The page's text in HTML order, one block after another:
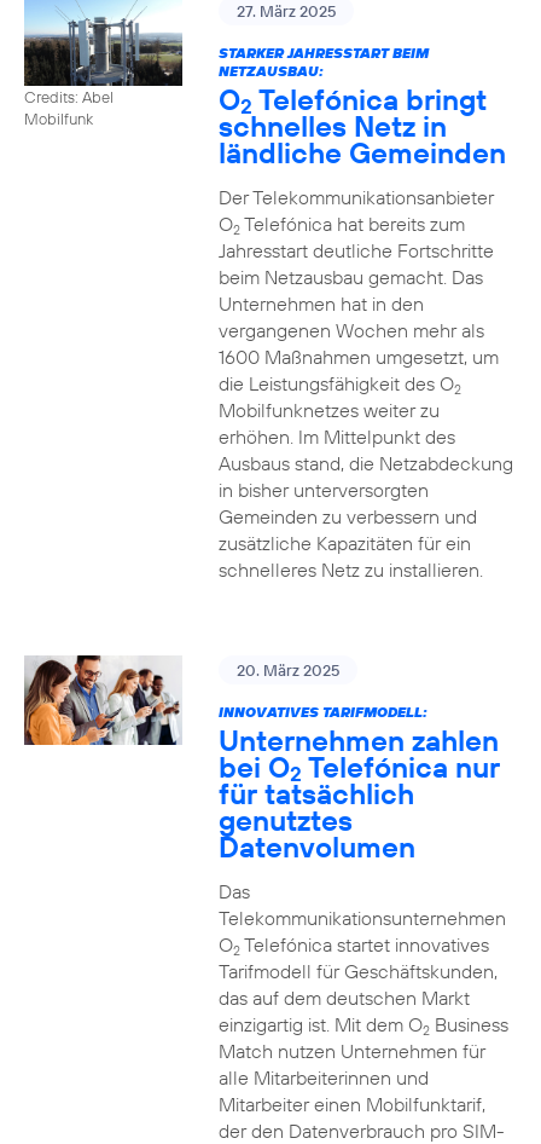
Credits: Abel
Mobilfunk
27. März 2025
STARKER JAHRESSTART BEIM
NETZAUSBAU:
O2 Telefónica bringt
schnelles Netz in
ländliche Gemeinden
Der Telekommunikationsanbieter
O2Telefónica hat bereits zum
Jahresstart deutliche Fortschritte
beim Netzausbau gemacht. Das
Unternehmen hat in den
vergangenen Wochen mehr als
1600 Maßnahmen umgesetzt, um
die Leistungsfähigkeit des O2
Mobilfunknetzes weiter zu
erhöhen. Im Mittelpunkt des
Ausbaus stand, die Netzabdeckung
in bisher unterversorgten
Gemeinden zu verbessern und
zusätzliche Kapazitäten für ein
schnelleres Netz zu installieren.
20. März 2025
INNOVATIVES TARIFMODELL:
Unternehmen zahlen
bei O2 Telefónica nur
für tatsächlich
genutztes
Datenvolumen
Das
Telekommunikationsunternehmen
O2Telefónica startet innovatives
Tarifmodell für Geschäftskunden,
das auf dem deutschen Markt
einzigartig ist. Mit dem O2Business
Match nutzen Unternehmen für
alle Mitarbeiterinnen und
Mitarbeiter einen Mobilfunktarif,
der den Datenverbrauch pro SIM-